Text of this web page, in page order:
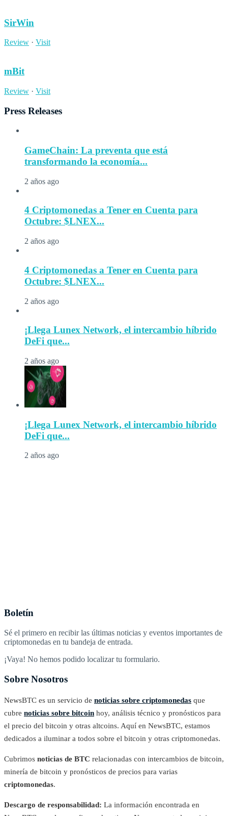
SirWin
Review · Visit
mBit
Review · Visit
Press Releases
GameChain: La preventa que está
transformando la economía...
2 años ago
4 Criptomonedas a Tener en Cuenta para
Octubre: $LNEX...
2 años ago
4 Criptomonedas a Tener en Cuenta para
Octubre: $LNEX...
2 años ago
¡Llega Lunex Network, el intercambio híbrido
DeFi que...
2 años ago
¡Llega Lunex Network, el intercambio híbrido
DeFi que...
2 años ago
Boletín
Sé el primero en recibir las últimas noticias y eventos importantes de
criptomonedas en tu bandeja de entrada.
¡Vaya! No hemos podido localizar tu formulario.
Sobre Nosotros
NewsBTC es un servicio de noticias sobre criptomonedas que
cubre noticias sobre bitcoin hoy, análisis técnico y pronósticos para
el precio del bitcoin y otras altcoins. Aquí en NewsBTC, estamos
dedicados a iluminar a todos sobre el bitcoin y otras criptomonedas.
Cubrimos noticias de BTC relacionadas con intercambios de bitcoin,
minería de bitcoin y pronósticos de precios para varias
criptomonedas.
Descargo de responsabilidad: La información encontrada en